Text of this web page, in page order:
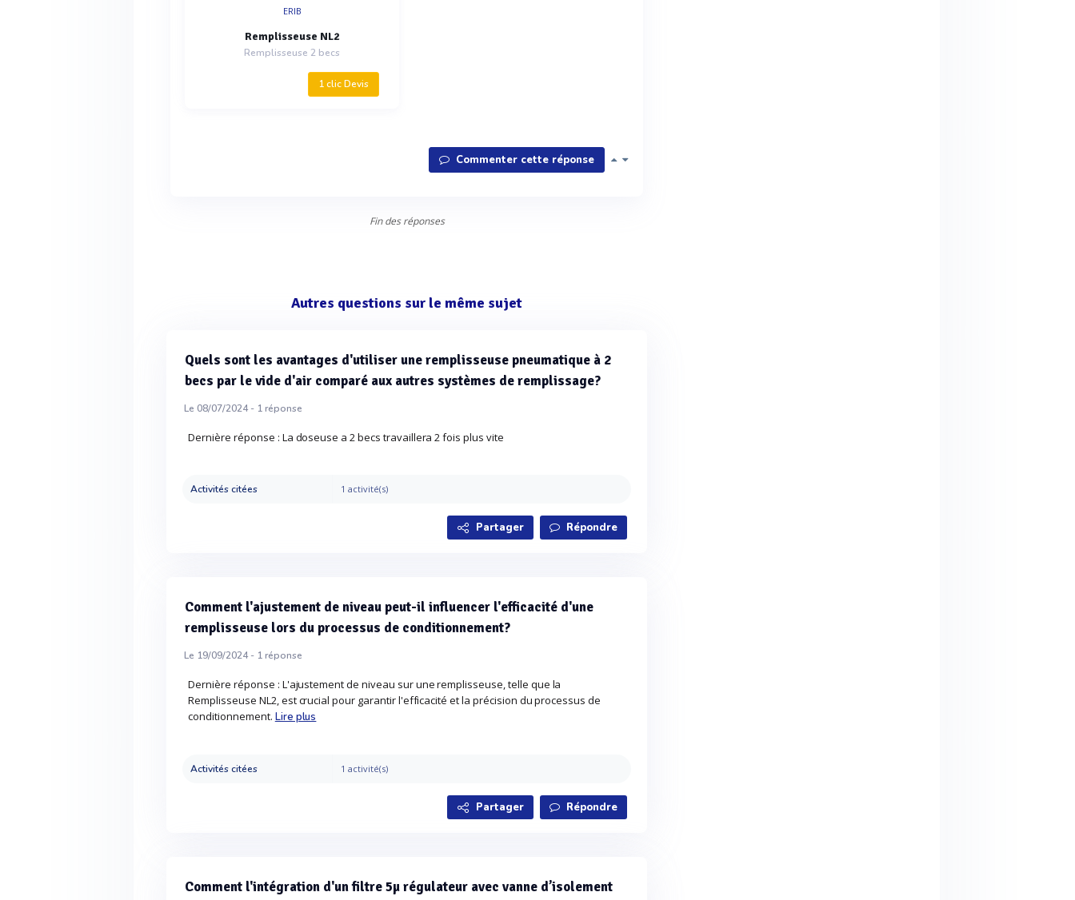
ERIB
Remplisseuse NL2
Remplisseuse 2 becs
1 clic Devis
Commenter cette réponse
Fin des réponses
Autres questions sur le même sujet
Quels sont les avantages d'utiliser une remplisseuse pneumatique à 2
becs par le vide d'air comparé aux autres systèmes de remplissage?
Le 08/07/2024 - 1réponse
Dernière réponse : La doseuse a 2 becs travaillera 2 fois plus vite
Activités citées 1 activité(s)
Partager Répondre
Comment l'ajustement de niveau peut-il influencer l'efficacité d'une
remplisseuse lors du processus de conditionnement?
Le 19/09/2024 - 1réponse
Dernière réponse : L'ajustement de niveau sur une remplisseuse, telle que la
Remplisseuse NL2, est crucial pour garantir l'efficacité et la précision du processus de
conditionnement. Lire plus
Activités citées 1 activité(s)
Partager Répondre
Comment l'intégration d'un filtre 5µ régulateur avec vanne d’isolement